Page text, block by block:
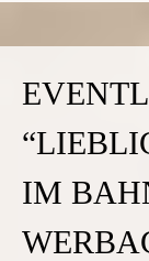
IM